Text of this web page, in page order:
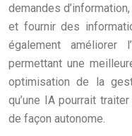
demandes
et fournir des
également améliorer
permettant une
optimisation de la
qu’une IA pourrait
de façon autonome.